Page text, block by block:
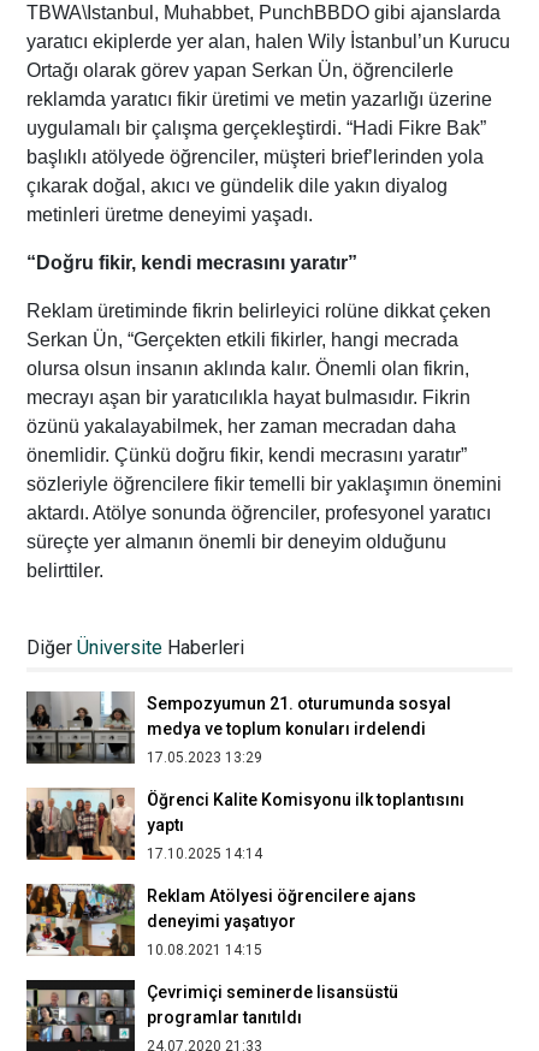
TBWA\Istanbul, Muhabbet, PunchBBDO gibi ajanslarda
yaratıcı ekiplerde yer alan, halen Wily İstanbul’un Kurucu
Ortağı olarak görev yapan Serkan Ün, öğrencilerle
reklamda yaratıcı fikir üretimi ve metin yazarlığı üzerine
uygulamalı bir çalışma gerçekleştirdi. “Hadi Fikre Bak”
başlıklı atölyede öğrenciler, müşteri brief’lerinden yola
çıkarak doğal, akıcı ve gündelik dile yakın diyalog
metinleri üretme deneyimi yaşadı.
“Doğru fikir, kendi mecrasını yaratır”
Reklam üretiminde fikrin belirleyici rolüne dikkat çeken
Serkan Ün, “Gerçekten etkili fikirler, hangi mecrada
olursa olsun insanın aklında kalır. Önemli olan fikrin,
mecrayı aşan bir yaratıcılıkla hayat bulmasıdır. Fikrin
özünü yakalayabilmek, her zaman mecradan daha
önemlidir. Çünkü doğru fikir, kendi mecrasını yaratır”
sözleriyle öğrencilere fikir temelli bir yaklaşımın önemini
aktardı. Atölye sonunda öğrenciler, profesyonel yaratıcı
süreçte yer almanın önemli bir deneyim olduğunu
belirttiler.
DiğerÜniversite Haberleri
konuları ele alındı
Sempozyumun 21. oturumunda sosyal
medya ve toplum konuları irdelendi
17.05.2023 13:29
Öğrenci Kalite Komisyonu ilk toplantısını
yaptı
17.10.2025 14:14
Reklam Atölyesi öğrencilere ajans
deneyimi yaşatıyor
10.08.2021 14:15
Çevrimiçi seminerde lisansüstü
programlar tanıtıldı
24.07.2020 21:33